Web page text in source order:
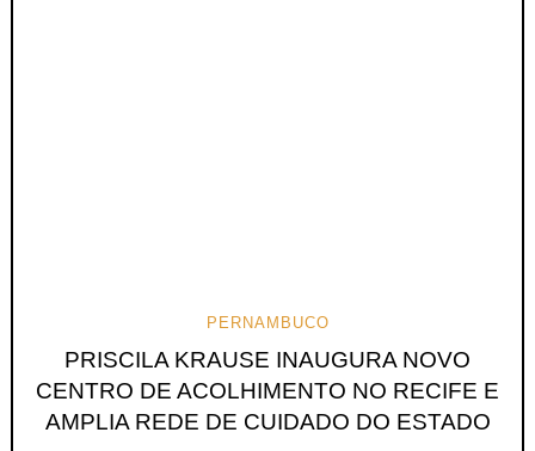
PERNAMBUCO
PRISCILA KRAUSE INAUGURA NOVO
CENTRO DE ACOLHIMENTO NO RECIFE E
AMPLIA REDE DE CUIDADO DO ESTADO